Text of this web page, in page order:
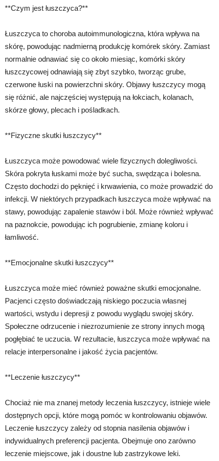
**Czym jest łuszczyca?**
Łuszczyca to choroba autoimmunologiczna, która wpływa na
skórę, powodując nadmierną produkcję komórek skóry. Zamiast
normalnie odnawiać się co około miesiąc, komórki skóry
łuszczycowej odnawiają się zbyt szybko, tworząc grube,
czerwone łuski na powierzchni skóry. Objawy łuszczycy mogą
się różnić, ale najczęściej występują na łokciach, kolanach,
skórze głowy, plecach i pośladkach.
**Fizyczne skutki łuszczycy**
Łuszczyca może powodować wiele fizycznych dolegliwości.
Skóra pokryta łuskami może być sucha, swędząca i bolesna.
Często dochodzi do pęknięć i krwawienia, co może prowadzić do
infekcji. W niektórych przypadkach łuszczyca może wpływać na
stawy, powodując zapalenie stawów i ból. Może również wpływać
na paznokcie, powodując ich pogrubienie, zmianę koloru i
łamliwość.
**Emocjonalne skutki łuszczycy**
Łuszczyca może mieć również poważne skutki emocjonalne.
Pacjenci często doświadczają niskiego poczucia własnej
wartości, wstydu i depresji z powodu wyglądu swojej skóry.
Społeczne odrzucenie i niezrozumienie ze strony innych mogą
pogłębiać te uczucia. W rezultacie, łuszczyca może wpływać na
relacje interpersonalne i jakość życia pacjentów.
**Leczenie łuszczycy**
Chociaż nie ma znanej metody leczenia łuszczycy, istnieje wiele
dostępnych opcji, które mogą pomóc w kontrolowaniu objawów.
Leczenie łuszczycy zależy od stopnia nasilenia objawów i
indywidualnych preferencji pacjenta. Obejmuje ono zarówno
leczenie miejscowe, jak i doustne lub zastrzykowe leki.